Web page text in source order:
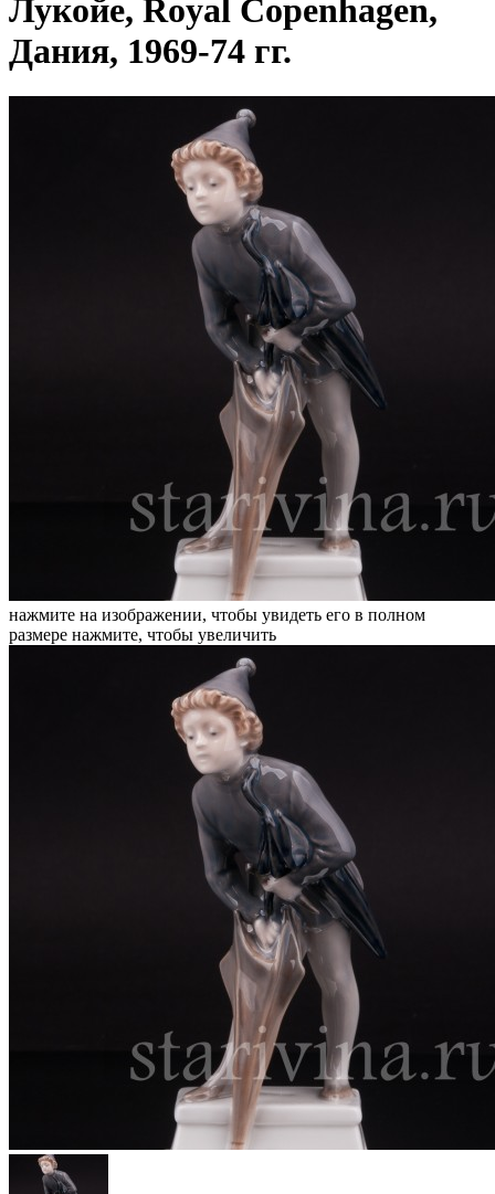
Лукойе, Royal Copenhagen,
Дания, 1969-74 гг.
нажмите на изображении, чтобы увидеть его в полном
размере нажмите, чтобы увеличить